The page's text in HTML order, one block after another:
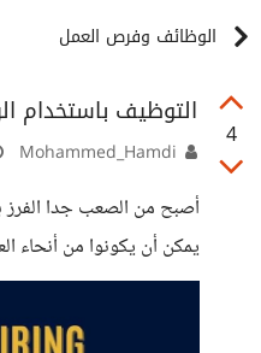
الوظائف وفرص العمل
4
التوظيف باستخدام
أصبح من الصعب جدا الفرز
يمكن أن يكونوا من أنحاء